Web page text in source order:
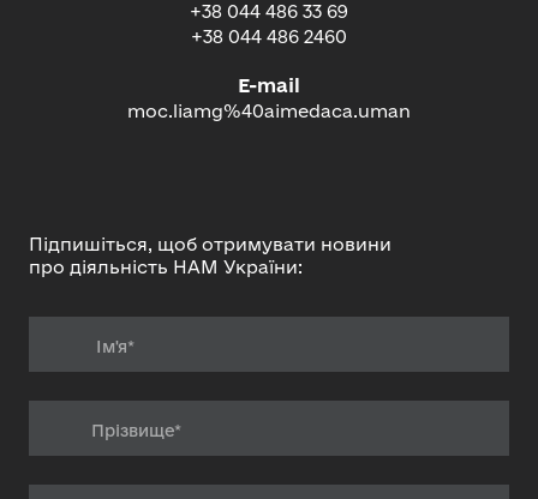
+38 044 486 33 69
+38 044 486 2460
E-mail
moc.liamg%40aimedaca.uman
Підпишіться, щоб отримувати новини
про діяльність НАМ України: